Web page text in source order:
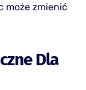
może zmienić
Dla